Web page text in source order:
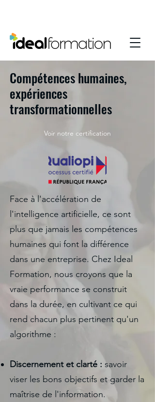
Compétences humaines,
expériences
transformationnelles
Voir notre certification
Face à l'accélération de
l'intelligence artificielle, ce sont
plus que jamais les compétences
humaines qui font la différence
dans une entreprise. Chez Ideal
Formation, nous croyons que la
vraie performance se construit
dans la durée, en cultivant ce qui
rend chacun plus pertinent qu'un
algorithme :
Discernement et clarté : savoir
viser les bons objectifs et garder la
maîtrise de l'information.